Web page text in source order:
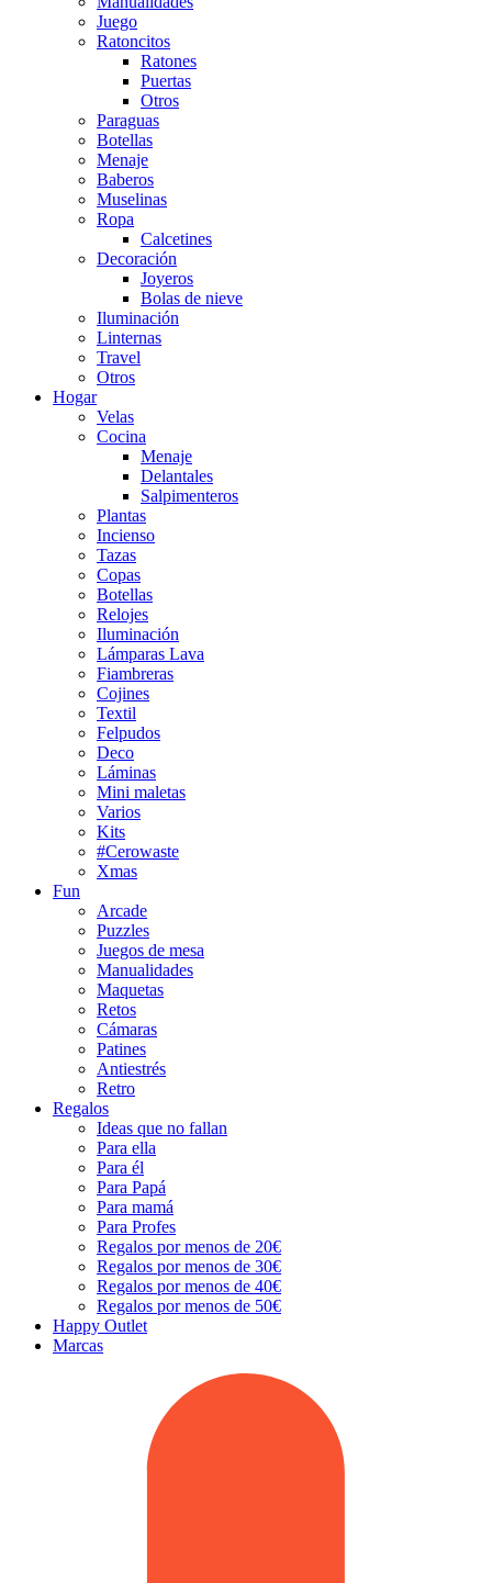
Juego
Ratoncitos
Ratones
Puertas
Otros
Paraguas
Botellas
Menaje
Baberos
Muselinas
Ropa
Calcetines
Decoración
Joyeros
Bolas de nieve
Iluminación
Linternas
Travel
Otros
Hogar
Velas
Cocina
Menaje
Delantales
Salpimenteros
Plantas
Incienso
Tazas
Copas
Botellas
Relojes
Iluminación
Lámparas Lava
Fiambreras
Cojines
Textil
Felpudos
Deco
Láminas
Mini maletas
Varios
Kits
#Cerowaste
Xmas
Fun
Arcade
Puzzles
Juegos de mesa
Manualidades
Maquetas
Retos
Cámaras
Patines
Antiestrés
Retro
Regalos
Ideas que no fallan
Para ella
Para él
Para Papá
Para mamá
Para Profes
Regalos por menos de 20€
Regalos por menos de 30€
Regalos por menos de 40€
Regalos por menos de 50€
Happy Outlet
Marcas